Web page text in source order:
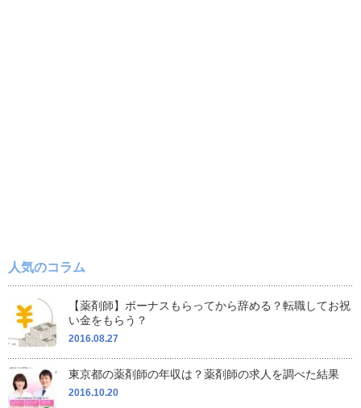
人気のコラム
【薬剤師】ボーナスもらってから辞める？転職してお祝
い金をもらう？
2016.08.27
東京都の薬剤師の年収は？薬剤師の求人を調べた結果
2016.10.20